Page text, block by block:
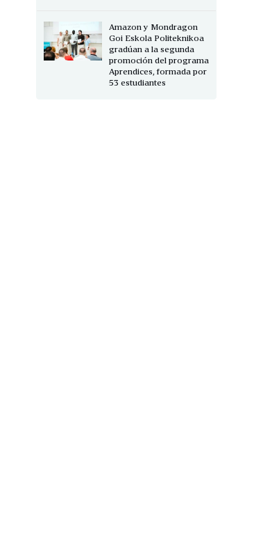
Amazon y Mondragon
Goi Eskola Politeknikoa
gradúan a la segunda
promoción del programa
Aprendices, formada por
53 estudiantes